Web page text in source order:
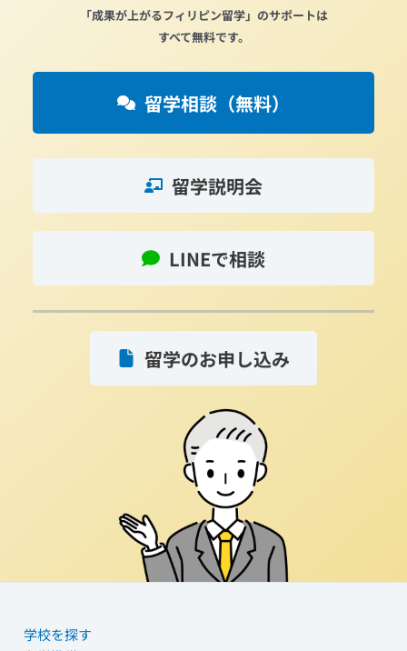
「成果が上がるフィリピン留学」のサポートは
すべて無料です。
留学相談（無料）
留学説明会
LINEで相談
留学のお申し込み
学校を探す